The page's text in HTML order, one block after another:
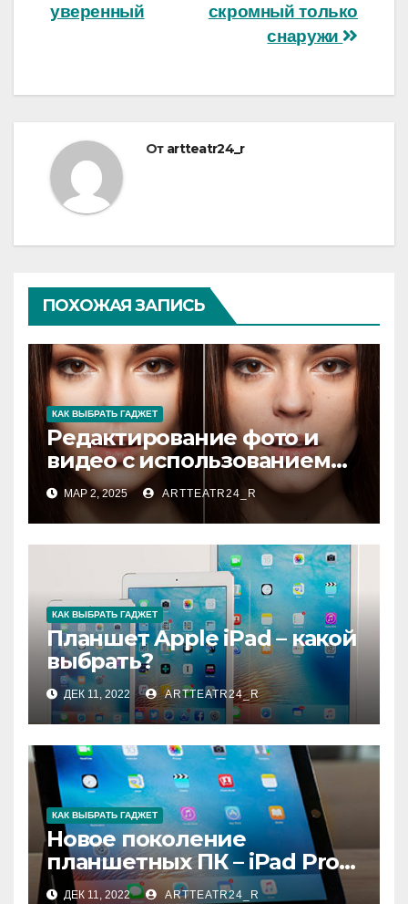
записям
скромный только
снаружи
уверенный
От artteatr24_r
ПОХОЖАЯ ЗАПИСЬ
КАК ВЫБРАТЬ ГАДЖЕТ
Редактирование фото и
видео с использованием
ИИМАР 2, 2025 ARTTEATR24_R
КАК ВЫБРАТЬ ГАДЖЕТ
Планшет Apple iPad – какой
выбрать?
ДЕК 11, 2022 ARTTEATR24_R
КАК ВЫБРАТЬ ГАДЖЕТ
Новое поколение
планшетных ПК – iPad Pro
9.7ДЕК 11, 2022 ARTTEATR24_R